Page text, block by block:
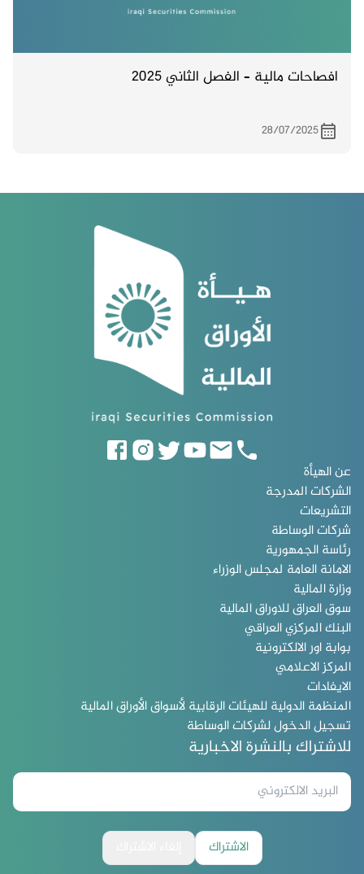
افصاحات مالية – الفصل الثاني 2025
28/07/2025
عن الهيأة
الشركات المدرجة
التشريعات
شركات الوساطة
رئاسة الجمهورية
الامانة العامة لمجلس الوزراء
وزارة المالية
سوق العراق للاوراق المالية
البنك المركزي العراقي
بوابة اور الالكترونية
المركز الاعلامي
الايفادات
المنظمة الدولية للهيئات الرقابية لأسواق الأوراق المالية
تسجيل الدخول لشركات الوساطة
للاشتراك بالنشرة الاخبارية
الاشتراك